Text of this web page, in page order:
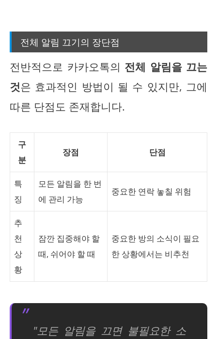
전체 알림 끄기의 장단점
전반적으로 카카오톡의 전체 알림을 끄는
것은 효과적인 방법이 될 수 있지만, 그에
따른 단점도 존재합니다.
구
분
장점 단점
특
징
모든 알림을 한 번
에 관리 가능
중요한 연락 놓칠 위험
추
천
상
황
잠깐 집중해야 할
때, 쉬어야 할 때
중요한 방의 소식이 필요
한 상황에서는 비추천
"모든 알림을 끄면 불필요한 소